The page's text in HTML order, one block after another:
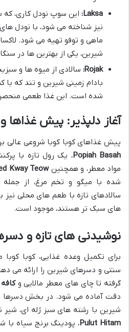
Laksa: این سوپ نودل کاری، که
نیز شناخته می شود، با نودل های
ماهی و توفو تهیه می شود.
شیرین، یکی از بهترین ها در
Rojak: سالادی از میوه ها و
بادام زمینی شیرین و تند که
شده است. این غذا طعمی منحصر
آغاز دلپذیر: پیش غذاها
پیش غذاهای کوبا کوبا شروعی عالی
Popiah Basah، یک رول تازه با
مواد معطر، و همچنینKway Teow
شده با میگو و تخم مرغ، از
سالادهای تازه با طعم های محلی نیز
های سبک تر هستند، موجود است.
نوشیدنی های تازه و
برای تکمیل وعده غذایی، کوبا
سنتی و دسرهای شیرین را ارائه می
گرفته تا چای های معطر مالایی و
دقت آماده می شود. در بخش دسرها
شیرین با رشته های سبز ژله ای،
Pulut Hitam، پودینگ برنج سیاه با